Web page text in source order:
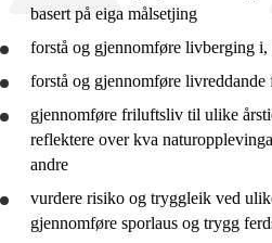
basert på eiga målsetjing
forstå og gjennomføre livberging i,
forstå og gjennomføre livreddande
gjennomføre friluftsliv til ulike
reflektere over kva
andre
vurdere risiko og tryggleik ved
gjennomføre sporlaus og trygg